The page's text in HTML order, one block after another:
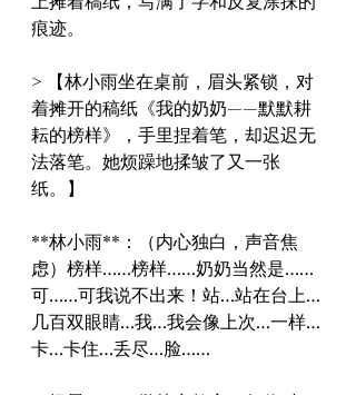
痕迹。
> 【林小雨坐在桌前，眉头紧锁，对
着摊开的稿纸《我的奶奶——默默耕
耘的榜样》，手里捏着笔，却迟迟无
法落笔。她烦躁地揉皱了又一张
纸。】
**林小雨**：（内心独白，声音焦
虑）榜样……榜样……奶奶当然是……
可……可我说不出来！站…站在台上…
几百双眼睛…我…我会像上次…一样…
卡…卡住…丢尽…脸……